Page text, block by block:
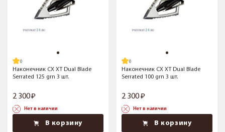
Наконечник CX XT Dual Blade
Serrated 125 grn 3 шт.
2 300
Нет в наличии
В корзину
Наконечник CX XT Dual Blade
Serrated 100 grn 3 шт.
2 300
Нет в наличии
В корзину